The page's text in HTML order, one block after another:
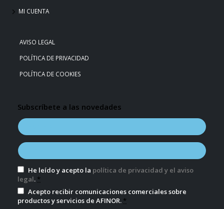
MI CUENTA
AVISO LEGAL
POLÍTICA DE PRIVACIDAD
POLÍTICA DE COOKIES
Subscríbete a las novedades
He leído y acepto la política de privacidad y el aviso
legal. *
Acepto recibir comunicaciones comerciales sobre
productos y servicios de AFINOR. *